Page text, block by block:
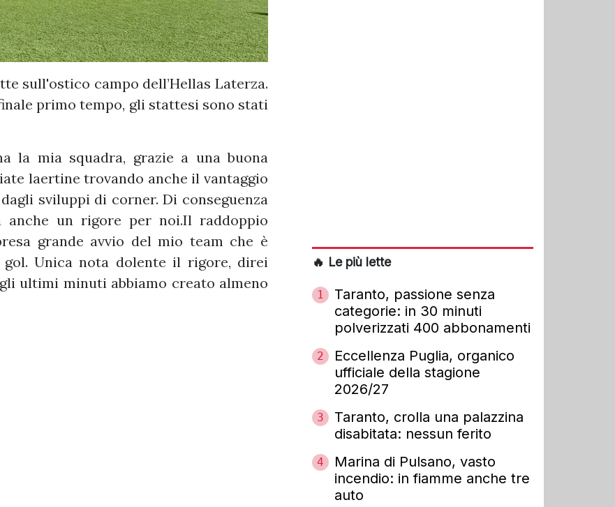
sull'ostico campo dell’Hellas Laterza.
primo tempo, gli stattesi sono stati
la mia squadra, grazie a una buona
laertine trovando anche il vantaggio
sviluppi di corner. Di conseguenza
un rigore per noi.Il raddoppio
grande avvio del mio team che è
Unica nota dolente il rigore, direi
ultimi minuti abbiamo creato almeno
🔥 Le più lette
1
Taranto, passione senza
categorie: in 30 minuti
polverizzati 400 abbonamenti
2
Eccellenza Puglia, organico
ufficiale della stagione
2026/27
3
Taranto, crolla una palazzina
disabitata: nessun ferito
4
Marina di Pulsano, vasto
incendio: in fiamme anche tre
auto